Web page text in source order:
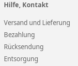
Hilfe, Kontakt
Versand und Lieferung
Bezahlung
Rücksendung
Entsorgung